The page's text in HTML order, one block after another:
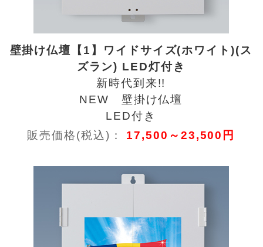
壁掛け仏壇【1】ワイドサイズ(ホワイト)(ス
ズラン) LED灯付き
新時代到来!!
NEW 壁掛け仏壇
LED付き
販売価格(税込)： 17,500～23,500円